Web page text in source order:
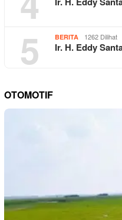
5 BERITA 1262 Dilihat
Ir. H. Eddy
OTOMOTIF